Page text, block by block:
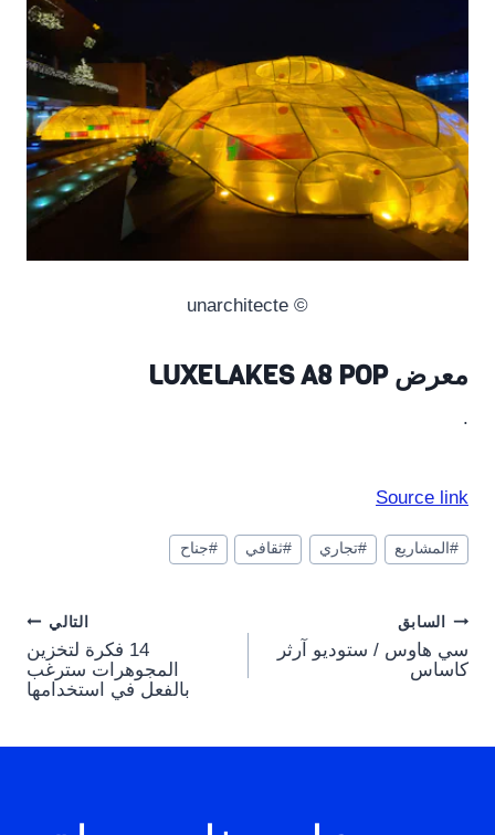
© unarchitecte
معرض LUXELAKES A8 POP
.
Source link
وسوم
المقال:
# المشاريع #تجاري #ثقافي #جناح
Post
navigation
السابق
سي هاوس / ستوديو آرثر
كاساس
التالي
14 فكرة لتخزين
المجوهرات سترغب
بالفعل في استخدامها